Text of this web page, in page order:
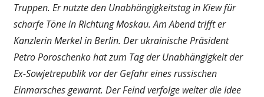
Truppen. Er nutzte den Unabhängigkeitstag in Kiew für
scharfe Töne in Richtung Moskau. Am Abend trifft er
Kanzlerin Merkel in Berlin. Der ukrainische Präsident
Petro Poroschenko hat zum Tag der Unabhängigkeit der
Ex-Sowjetrepublik vor der Gefahr eines russischen
Einmarsches gewarnt. Der Feind verfolge weiter die Idee